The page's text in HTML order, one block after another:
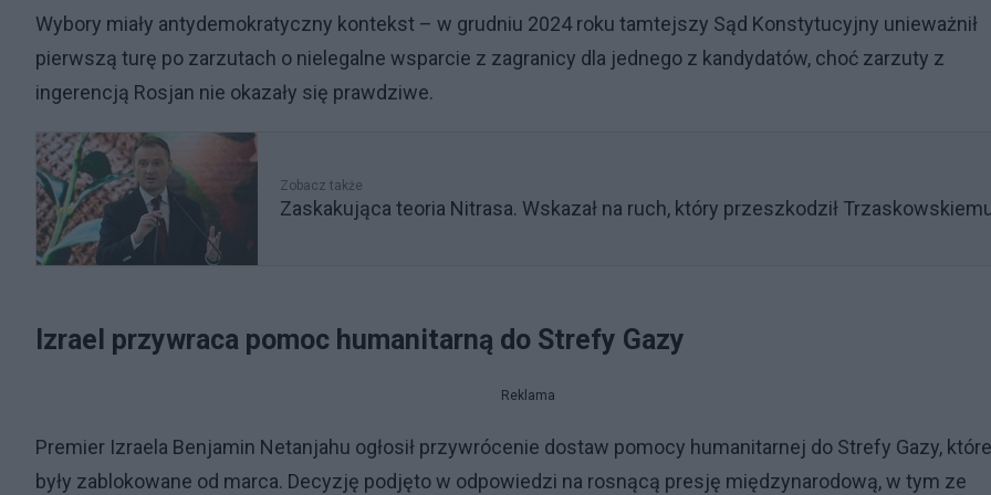
Wybory miały antydemokratyczny kontekst – w grudniu 2024 roku tamtejszy Sąd Konstytucyjny unieważnił
pierwszą turę po zarzutach o nielegalne wsparcie z zagranicy dla jednego z kandydatów, choć zarzuty z
ingerencją Rosjan nie okazały się prawdziwe.
Zobacz także
Zaskakująca teoria Nitrasa. Wskazał na ruch, który przeszkodził
Izrael przywraca pomoc humanitarną do Strefy Gazy
Reklama
Premier Izraela Benjamin Netanjahu ogłosił przywrócenie dostaw pomocy humanitarnej do Strefy Gazy, które
były zablokowane od marca. Decyzję podjęto w odpowiedzi na rosnącą presję międzynarodową, w tym ze